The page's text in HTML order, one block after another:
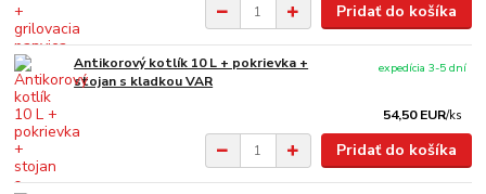
Pridať do košíka
Antikorový kotlík 10 L + pokrievka +
stojan s kladkou VAR
54,50 EUR/ks
expedícia 3-5 dní
Pridať do košíka